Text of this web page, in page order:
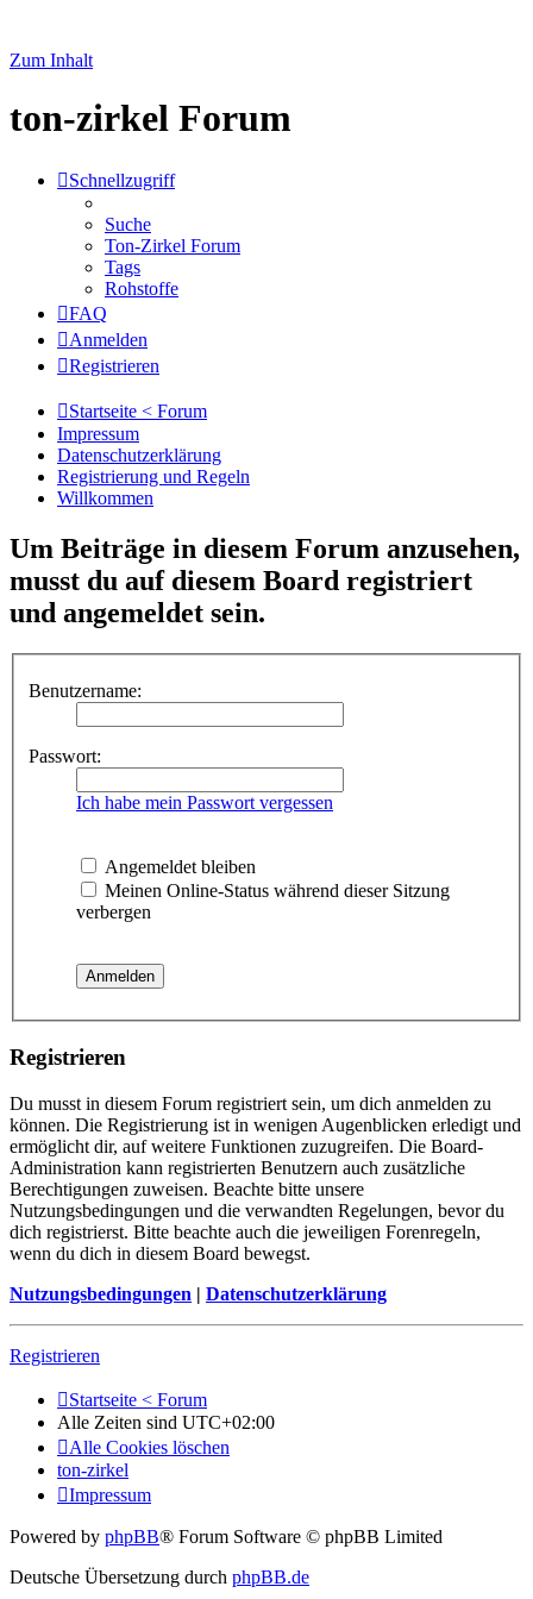
Zum Inhalt
ton-zirkel Forum
Schnellzugriff
Suche
Ton-Zirkel Forum
Tags
Rohstoffe
FAQ
Anmelden
Registrieren
Startseite < Forum
Impressum
Datenschutzerklärung
Registrierung und Regeln
Willkommen
Um Beiträge in diesem Forum anzusehen,
musst du auf diesem Board registriert
und angemeldet sein.
Benutzername:
Passwort:
Ich habe mein Passwort vergessen
Angemeldet bleiben
Meinen Online-Status während dieser Sitzung
verbergen
Registrieren
Du musst in diesem Forum registriert sein, um dich anmelden zu
können. Die Registrierung ist in wenigen Augenblicken erledigt und
ermöglicht dir, auf weitere Funktionen zuzugreifen. Die Board-
Administration kann registrierten Benutzern auch zusätzliche
Berechtigungen zuweisen. Beachte bitte unsere
Nutzungsbedingungen und die verwandten Regelungen, bevor du
dich registrierst. Bitte beachte auch die jeweiligen Forenregeln,
wenn du dich in diesem Board bewegst.
Nutzungsbedingungen | Datenschutzerklärung
Registrieren
Startseite < Forum
Alle Zeiten sind UTC+02:00
Alle Cookies löschen
ton-zirkel
Impressum
Powered by phpBB® Forum Software © phpBB Limited
Deutsche Übersetzung durch phpBB.de